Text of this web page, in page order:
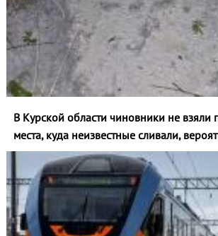
В Курской области чиновники не взяли
места, куда неизвестные сливали,